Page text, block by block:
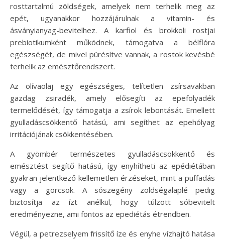
rosttartalmú zöldségek, amelyek nem terhelik meg az
epét, ugyanakkor hozzájárulnak a vitamin- és
ásványianyag-bevitelhez. A karfiol és brokkoli rostjai
prebiotikumként működnek, támogatva a bélflóra
egészségét, de mivel pürésítve vannak, a rostok kevésbé
terhelik az emésztőrendszert.
Az olívaolaj egy egészséges, telítetlen zsírsavakban
gazdag zsiradék, amely elősegíti az epefolyadék
termelődését, így támogatja a zsírok lebontását. Emellett
gyulladáscsökkentő hatású, ami segíthet az epehólyag
irritációjának csökkentésében.
A gyömbér természetes gyulladáscsökkentő és
emésztést segítő hatású, így enyhítheti az epédiétában
gyakran jelentkező kellemetlen érzéseket, mint a puffadás
vagy a görcsök. A sószegény zöldségalaplé pedig
biztosítja az ízt anélkül, hogy túlzott sóbevitelt
eredményezne, ami fontos az epediétás étrendben.
Végül, a petrezselyem frissítő íze és enyhe vízhajtó hatása